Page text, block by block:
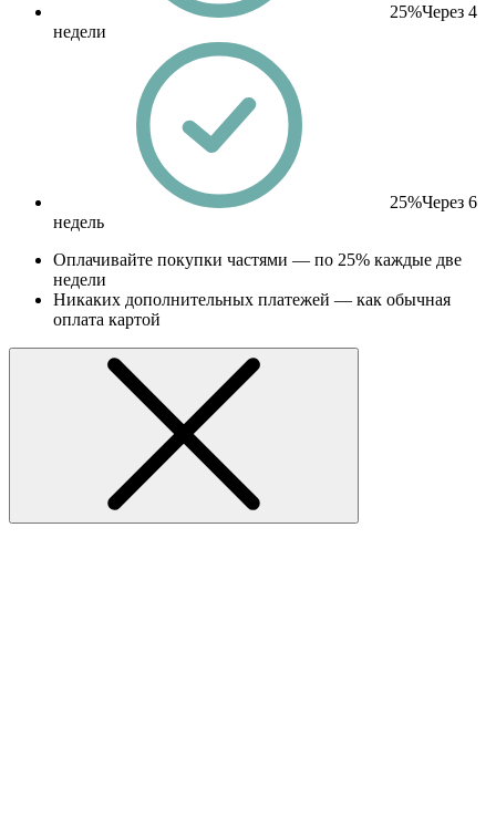
25%Через 4
недели
25%Через 6
недель
Оплачивайте покупки частями — по 25% каждые две
недели
Никаких дополнительных платежей — как обычная
оплата картой